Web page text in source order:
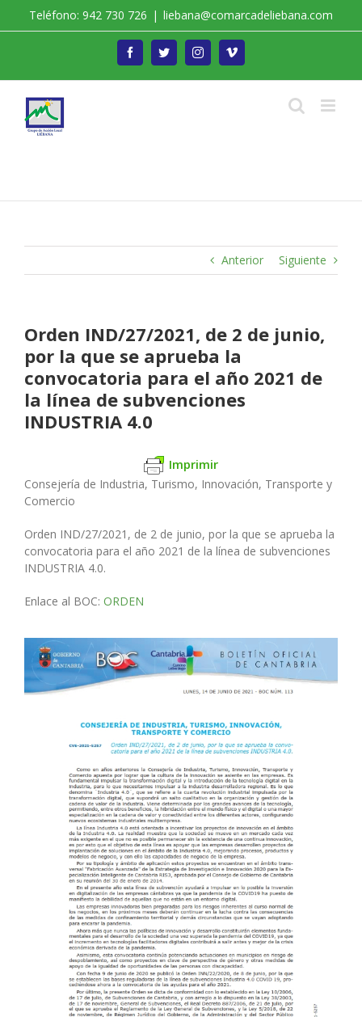
Teléfono: 942 730 726 | liebana@comarcadeliebana.com
FacebookTwitterInstagramVimeo
Anterior Siguiente
Orden IND/27/2021, de 2 de junio,
por la que se aprueba la
convocatoria para el año 2021 de
la línea de subvenciones
INDUSTRIA 4.0
Imprimir
Consejería de Industria, Turismo, Innovación, Transporte y
Comercio
Orden IND/27/2021, de 2 de junio, por la que se aprueba la
convocatoria para el año 2021 de la línea de subvenciones
INDUSTRIA 4.0.
Enlace al BOC: ORDEN